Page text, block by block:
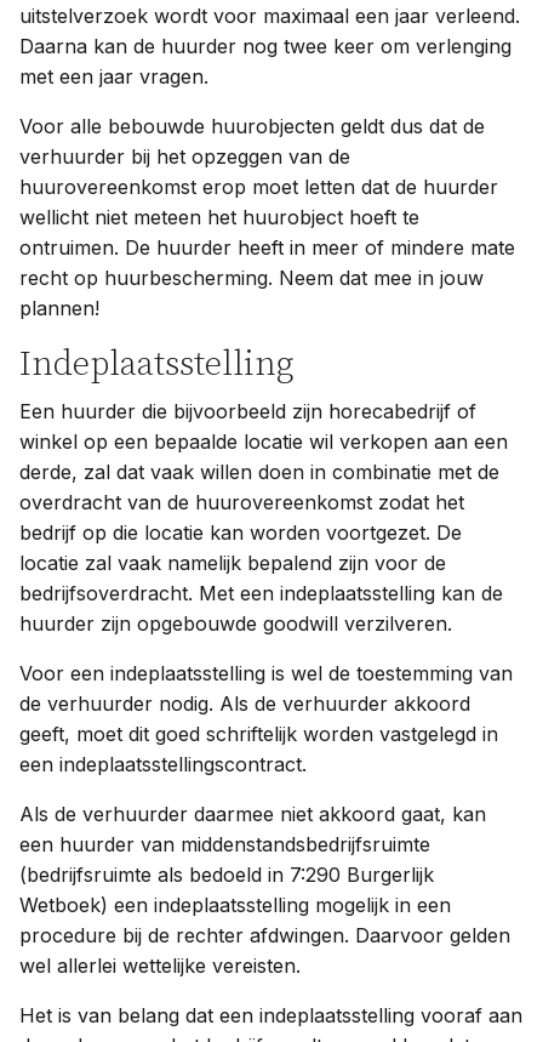
uitstelverzoek wordt voor maximaal een jaar verleend.
Daarna kan de huurder nog twee keer om verlenging
met een jaar vragen.
Voor alle bebouwde huurobjecten geldt dus dat de
verhuurder bij het opzeggen van de
huurovereenkomst erop moet letten dat de huurder
wellicht niet meteen het huurobject hoeft te
ontruimen. De huurder heeft in meer of mindere mate
recht op huurbescherming. Neem dat mee in jouw
plannen!
Indeplaatsstelling
Een huurder die bijvoorbeeld zijn horecabedrijf of
winkel op een bepaalde locatie wil verkopen aan een
derde, zal dat vaak willen doen in combinatie met de
overdracht van de huurovereenkomst zodat het
bedrijf op die locatie kan worden voortgezet. De
locatie zal vaak namelijk bepalend zijn voor de
bedrijfsoverdracht. Met een indeplaatsstelling kan de
huurder zijn opgebouwde goodwill verzilveren.
Voor een indeplaatsstelling is wel de toestemming van
de verhuurder nodig. Als de verhuurder akkoord
geeft, moet dit goed schriftelijk worden vastgelegd in
een indeplaatsstellingscontract.
Als de verhuurder daarmee niet akkoord gaat, kan
een huurder van middenstandsbedrijfsruimte
(bedrijfsruimte als bedoeld in 7:290 Burgerlijk
Wetboek) een indeplaatsstelling mogelijk in een
procedure bij de rechter afdwingen. Daarvoor gelden
wel allerlei wettelijke vereisten.
Het is van belang dat een indeplaatsstelling vooraf aan